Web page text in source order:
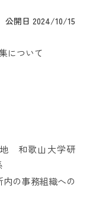
公開日 2024/10/15
について
地 和歌山大学研
内の事務組織への